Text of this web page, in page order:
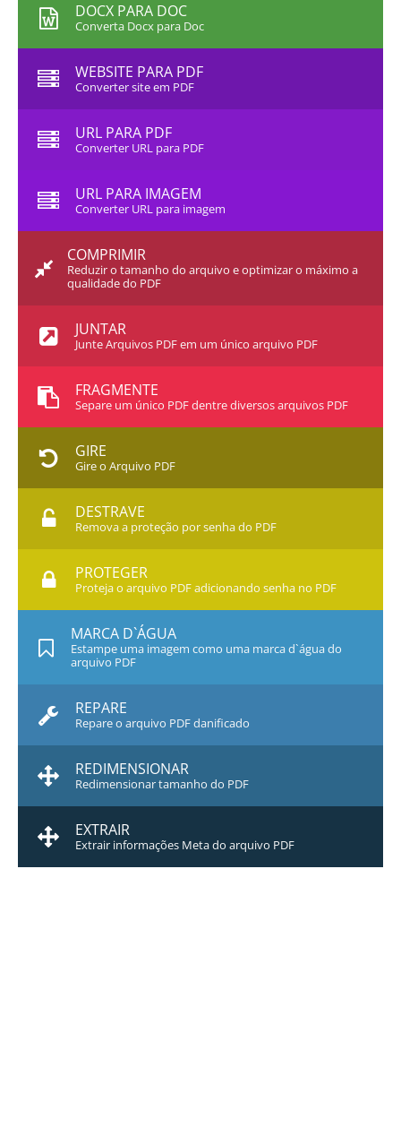
DOCX PARA DOC
Converta Docx para Doc
WEBSITE PARA PDF
Converter site em PDF
URL PARA PDF
Converter URL para PDF
URL PARA IMAGEM
Converter URL para imagem
COMPRIMIR
Reduzir o tamanho do arquivo e optimizar o máximo a
qualidade do PDF
JUNTAR
Junte Arquivos PDF em um único arquivo PDF
FRAGMENTE
Separe um único PDF dentre diversos arquivos PDF
GIRE
Gire o Arquivo PDF
DESTRAVE
Remova a proteção por senha do PDF
PROTEGER
Proteja o arquivo PDF adicionando senha no PDF
MARCA D`ÁGUA
Estampe uma imagem como uma marca d`água do
arquivo PDF
REPARE
Repare o arquivo PDF danificado
REDIMENSIONAR
Redimensionar tamanho do PDF
EXTRAIR
Extrair informações Meta do arquivo PDF